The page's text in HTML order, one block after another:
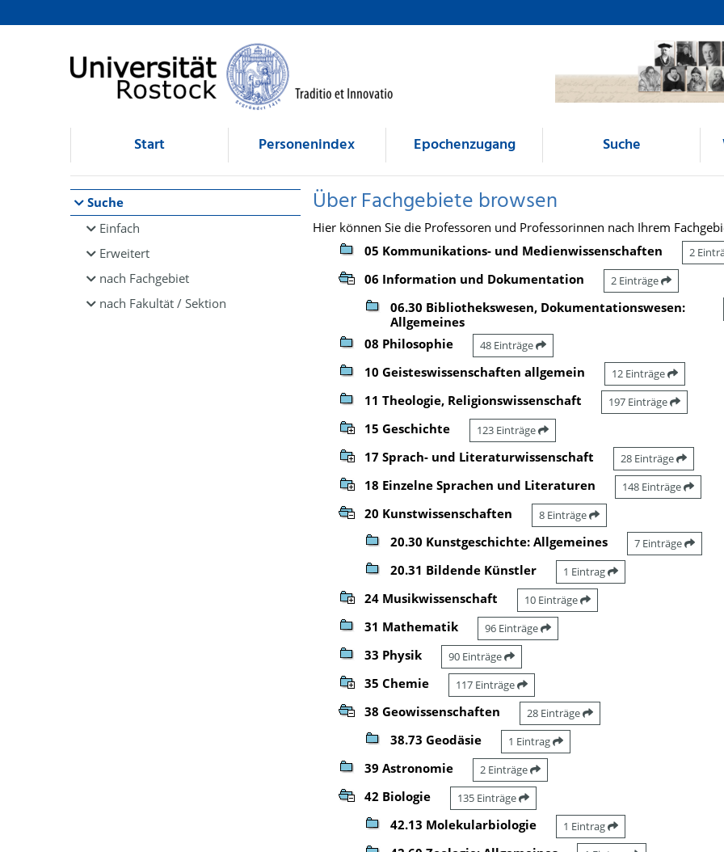
Browsen
direkt zum Inhalt
Start Personenindex Epochenzugang Suche
Suche
Einfach
Erweitert
nach Fachgebiet
nach Fakultät / Sektion
Über Fachgebiete browsen
Hier können Sie die Professoren und Professorinnen nach Ihrem
05 Kommunikations- und Medienwissenschaften
2
06 Information und Dokumentation 2 Einträge
06.30 Bibliothekswesen, Dokumentationswesen:
Allgemeines
08 Philosophie 48 Einträge
10 Geisteswissenschaften allgemein 12 Einträge
11 Theologie, Religionswissenschaft 197 Einträge
15 Geschichte 123 Einträge
17 Sprach- und Literaturwissenschaft 28 Einträge
18 Einzelne Sprachen und Literaturen 148 Einträge
20 Kunstwissenschaften 8 Einträge
20.30 Kunstgeschichte: Allgemeines 7 Einträge
20.31 Bildende Künstler 1 Eintrag
24 Musikwissenschaft 10 Einträge
31 Mathematik 96 Einträge
33 Physik 90 Einträge
35 Chemie 117 Einträge
38 Geowissenschaften 28 Einträge
38.73 Geodäsie 1 Eintrag
39 Astronomie 2 Einträge
42 Biologie 135 Einträge
42.13 Molekularbiologie 1 Eintrag